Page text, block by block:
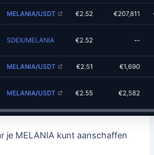
je MELANIA kunt aanschaffen